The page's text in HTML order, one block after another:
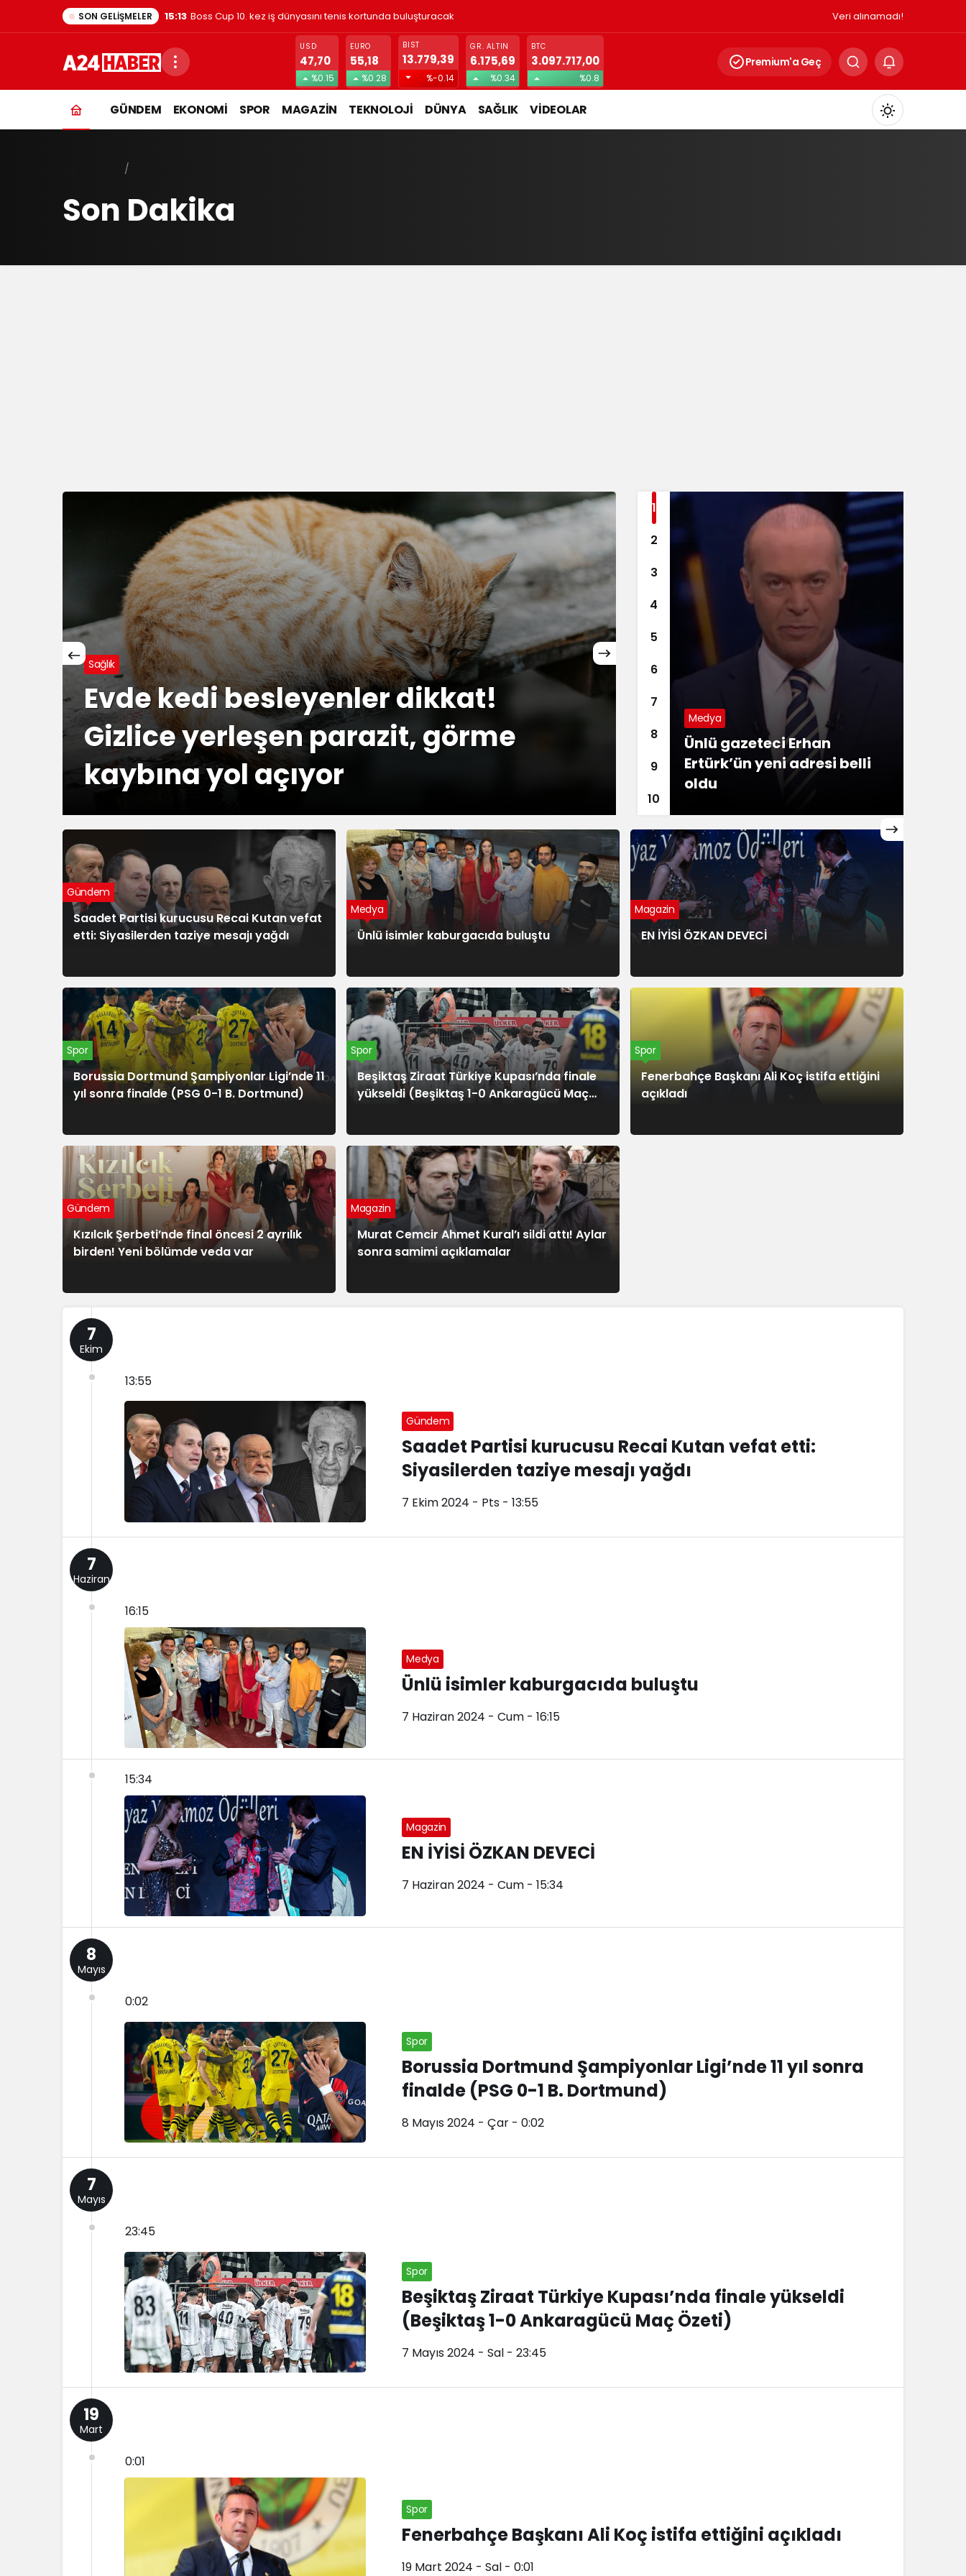
SON GELIŞMELER 15:13 Boss Cup 10. kez iş dünyasını tenis kortunda buluşturacak Veri alınamadı!
USD
47,70
%0.15
EURO
55,18
%0.28
BIST
13.779,39
%-0.14
GR. ALTIN
6.175,69
%0.34
BTC
3.097.717,00
%0.8
Premium'a Geç
GÜNDEM EKONOMİ SPOR MAGAZİN TEKNOLOJİ DÜNYA SAĞLIK VİDEOLAR
Mod
Son Dakika
Gündem
CHP'li Yazıcı'dan Ahmet Özer
kararına sert tepki
Gündem
Kamil Koç’tan
‘SMS’ uyarısı
Medya
Ünlü gazeteci Erhan
Ertürk’ün yeni adresi belli
oldu
1
2
3
4
5
6
7
8
9
10
Saadet Partisi kurucusu Recai Kutan vefat
etti: Siyasilerden taziye mesajı yağdı
Gündem
Ünlü isimler kaburgacıda buluştu
Medya
EN İYİSİ ÖZKAN DEVECİ
Magazin
Borussia Dortmund Şampiyonlar Ligi’nde 11
yıl sonra finalde (PSG 0-1 B. Dortmund)
Spor
Beşiktaş Ziraat Türkiye Kupası’nda finale
yükseldi (Beşiktaş 1-0 Ankaragücü Maç
Spor
Fenerbahçe Başkanı Ali Koç istifa ettiğini
açıkladı
Spor
Kızılcık Şerbeti’nde final öncesi 2 ayrılık
birden! Yeni bölümde veda var
Gündem
Murat Cemcir Ahmet Kural’ı sildi attı! Aylar
sonra samimi açıklamalar
Magazin
7
Ekim
13:55
Gündem
Saadet Partisi kurucusu Recai Kutan vefat etti:
Siyasilerden taziye mesajı yağdı
7 Ekim 2024 - Pts - 13:55
7
Haziran
16:15
Medya
Ünlü isimler kaburgacıda buluştu
7 Haziran 2024 - Cum - 16:15
15:34
Magazin
EN İYİSİ ÖZKAN DEVECİ
7 Haziran 2024 - Cum - 15:34
8
Mayıs
0:02
Spor
Borussia Dortmund Şampiyonlar Ligi’nde 11 yıl sonra
finalde (PSG 0-1 B. Dortmund)
8 Mayıs 2024 - Çar - 0:02
7
Mayıs
23:45
Spor
Beşiktaş Ziraat Türkiye Kupası’nda finale yükseldi
(Beşiktaş 1-0 Ankaragücü Maç Özeti)
7 Mayıs 2024 - Sal - 23:45
19
Mart
0:01
Spor
Fenerbahçe Başkanı Ali Koç istifa ettiğini açıkladı
19 Mart 2024 - Sal - 0:01